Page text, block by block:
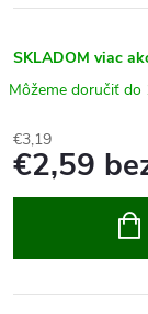
SKLADOM viac
€3,19
€2,59